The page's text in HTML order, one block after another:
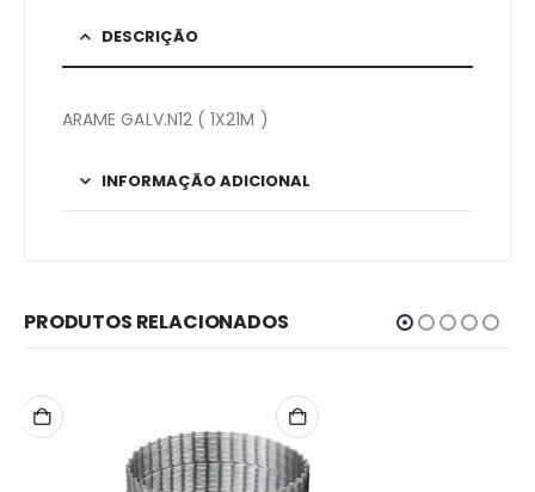
DESCRIÇÃO
ARAME GALV.N12 ( 1X21M )
INFORMAÇÃO ADICIONAL
PRODUTOS RELACIONADOS